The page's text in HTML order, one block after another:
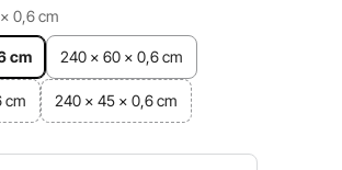
0,6 cm
cm 240 x 60 x 0,6 cm
cm 240 x 45 x 0,6 cm